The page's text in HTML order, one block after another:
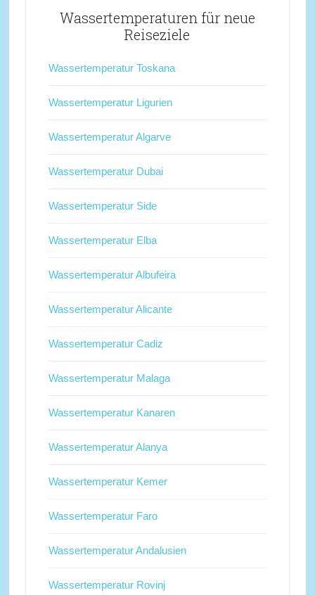
Wassertemperaturen für neue
Reiseziele
Wassertemperatur Toskana
Wassertemperatur Ligurien
Wassertemperatur Algarve
Wassertemperatur Dubai
Wassertemperatur Side
Wassertemperatur Elba
Wassertemperatur Albufeira
Wassertemperatur Alicante
Wassertemperatur Cadiz
Wassertemperatur Malaga
Wassertemperatur Kanaren
Wassertemperatur Alanya
Wassertemperatur Kemer
Wassertemperatur Faro
Wassertemperatur Andalusien
Wassertemperatur Rovinj